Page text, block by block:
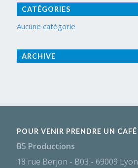
CATÉGORIES
Aucune catégorie
ARCHIVE
POUR VENIR PRENDRE UN CAFÉ
B5 Productions
18 rue Berjon - B03 - 69009 Lyon